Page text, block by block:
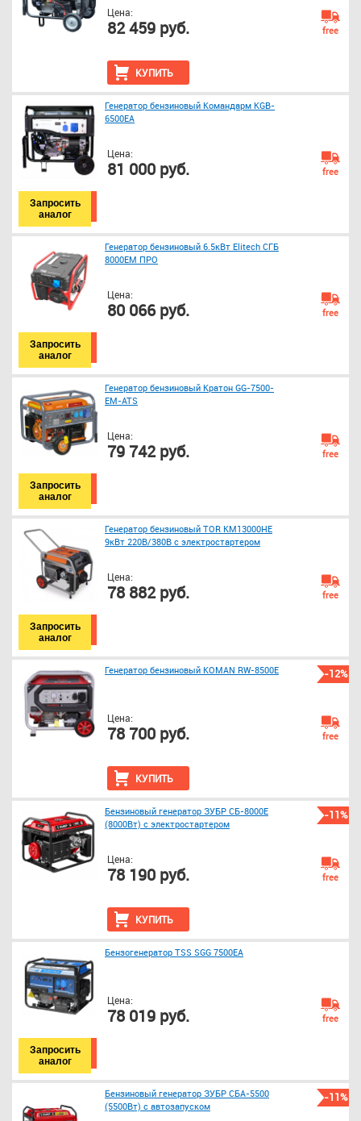
КУПИТЬ
Цена:
82 459 руб. free
Генератор бензиновый Командарм KGB-
6500EA
Цена:
81 000 руб.
Запросить
аналог
free
Генератор бензиновый 6.5кВт Elitech СГБ
8000EМ ПРО
Цена:
80 066 руб.
Запросить
аналог
free
Генератор бензиновый Кратон GG-7500-
EM-ATS
Цена:
79 742 руб.
Запросить
аналог
free
Генератор бензиновый TOR KM13000HE
9кВт 220В/380В с электростартером
Цена:
78 882 руб.
Запросить
аналог
free
-12%
Генератор бензиновый KOMAN RW-8500E
КУПИТЬ
Цена:
78 700 руб. free
-11%
Бензиновый генератор ЗУБР СБ-8000Е
(8000Вт) с электростартером
КУПИТЬ
Цена:
78 190 руб. free
Бензогенератор TSS SGG 7500ЕA
Цена:
78 019 руб.
Запросить
аналог
free
-11%
Бензиновый генератор ЗУБР СБА-5500
(5500Вт) с автозапуском